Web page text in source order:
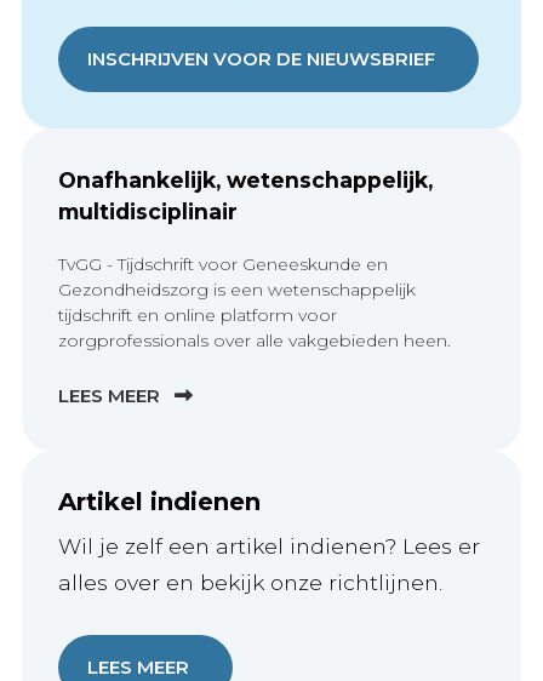
INSCHRIJVEN VOOR DE NIEUWSBRIEF
Onafhankelijk, wetenschappelijk,
multidisciplinair
TvGG - Tijdschrift voor Geneeskunde en
Gezondheidszorg is een wetenschappelijk
tijdschrift en online platform voor
zorgprofessionals over alle vakgebieden heen.
LEES MEER
Artikel indienen
Wil je zelf een artikel indienen? Lees er
alles over en bekijk onze richtlijnen.
LEES MEER